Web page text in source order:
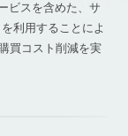
ビスを含めた、サ
利用することによ
買コスト削減を実